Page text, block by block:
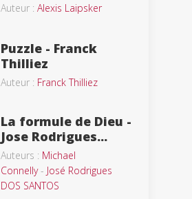
Auteur : Alexis Laipsker
Puzzle - Franck
Thilliez
Auteur : Franck Thilliez
La formule de Dieu -
Jose Rodrigues...
Auteurs : Michael
Connelly- José Rodrigues
DOS SANTOS